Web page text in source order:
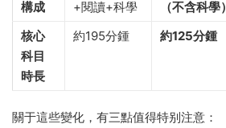
構成
+閱讀+科學
（不含科學）
核心
科目
時長
約195分鍾 約125分鍾
關于這些變化，有三點值得特别注意：